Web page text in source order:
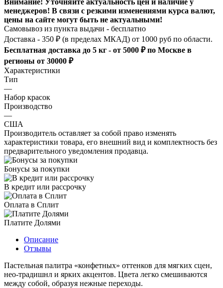
менеджеров! В связи с резкими изменениями курса валют,
цены на сайте могут быть не актуальными!
Самовывоз из пункта выдачи - бесплатно
Доставка - 350 ₽ (в пределах МКАД) от 1000 руб по области.
Бесплатная доставка до 5 кг - от 5000 ₽ по Москве в
регионы от 30000 ₽
Характеристики
Тип
—
Набор красок
Производство
—
США
Производитель оставляет за собой право изменять
характеристики товара, его внешний вид и комплектность без
предварительного уведомления продавца.
Бонусы за покупки
В кредит или рассрочку
Оплата в Сплит
Платите Долями
Описание
Отзывы
Пастельная палитра «конфетных» оттенков для мягких сцен,
нео-традишнл и ярких акцентов. Цвета легко смешиваются
между собой, образуя нежные переходы.